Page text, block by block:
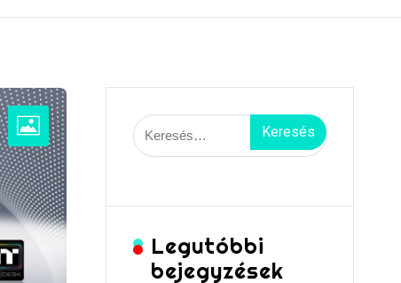
Keresés:
Legutóbbi
bejegyzések